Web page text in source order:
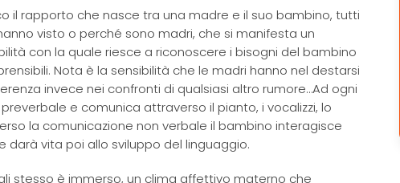
il rapporto che nasce tra una madre e il suo bambino, tutti
visto o perché sono madri, che si manifesta un
con la quale riesce a riconoscere i bisogni del bambino
Nota è la sensibilità che le madri hanno nel destarsi
invece nei confronti di qualsiasi altro rumore…Ad ogni
e comunica attraverso il pianto, i vocalizzi, lo
la comunicazione non verbale il bambino interagisce
vita poi allo sviluppo del linguaggio.
stesso è immerso, un clima affettivo materno che